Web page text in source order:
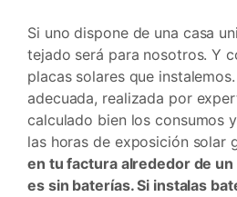
Si uno dispone de una casa
tejado será para nosotros. Y
placas solares que
adecuada, realizada por
calculado bien los consumos
las horas de exposición solar
en tu factura alrededor de un
es sin baterías. Si instalas